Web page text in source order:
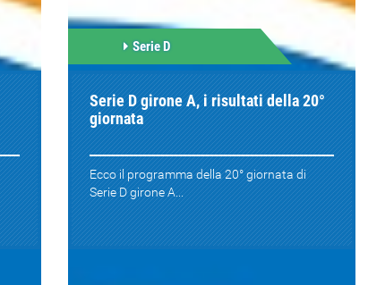
Serie D
Serie D girone A, i risultati della 20°
giornata
Ecco il programma della 20° giornata di
Serie D girone A...